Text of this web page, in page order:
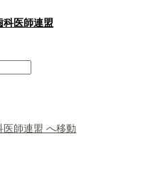
科医師連盟
師連盟 へ移動